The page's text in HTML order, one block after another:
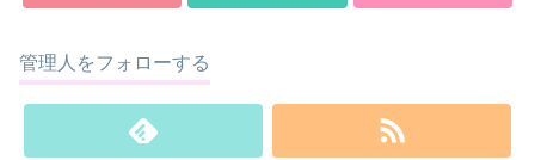
管理人をフォローする